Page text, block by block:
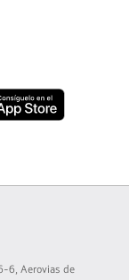
6, Aerovias de